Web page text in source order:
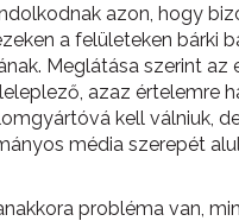
azon, hogy
a felületeken bárki
Meglátása szerint az
azaz értelemre
kell válniuk,
média szerepét
probléma van,